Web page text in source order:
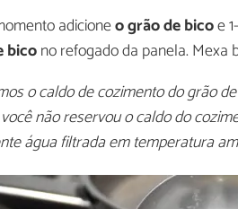
adicioneo grão de bicoe
bicono refogado da panela. Mexa
o caldo de cozimento do grão
não reservou o caldo do
água filtrada em temperatura